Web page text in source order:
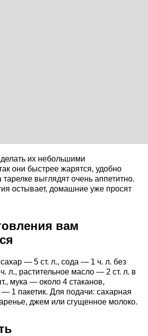
их небольшими
они быстрее жарятся, удобно
тарелке выглядят очень аппетитно.
остывает, домашние уже просят
вам
— 5 ст. л., сода — 1 ч. л. без
л., растительное масло — 2 ст. л. в
мука — около 4 стаканов,
1 пакетик. Для подачи: сахарная
джем или сгущенное молоко.